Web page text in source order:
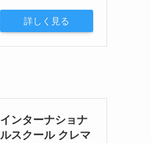
詳しく見る
インターナショナ
ルスクール クレマ